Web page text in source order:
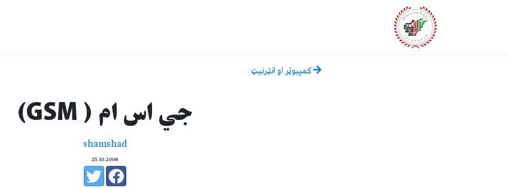
کمپيوټر او انټرنيټ
جي اس ام ( GSM)
shamshad
25.10.2008